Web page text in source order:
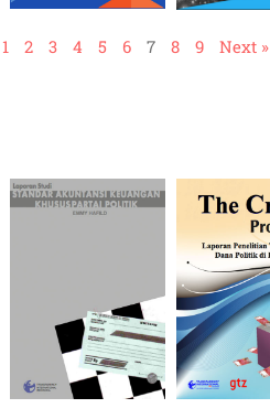
1 2 3 4 5 6 7 8 9 Next »